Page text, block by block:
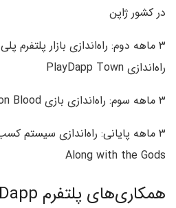
در کشور ژاپن
۳ ماهه دوم: راه‌اندازی بازار
راه‌اندازی PlayDapp Town
۳ ماهه سوم: راه‌اندازی بازی Dragon Blood در کشور کره
۳ ماهه پایانی: راه‌اندازی سیستم
Along with the Gods
همکاری‌های پلتفرم PlayDapp